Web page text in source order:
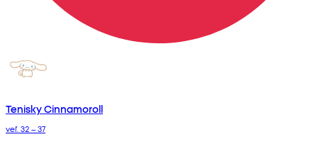
Tenisky Cinnamoroll
veľ. 32 – 37